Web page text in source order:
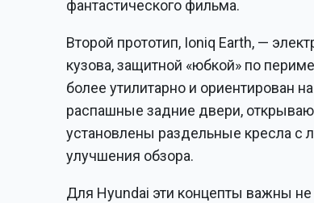
фантастического фильма.
Второй прототип, Ioniq Earth, —
кузова, защитной «юбкой» по
более утилитарно и ориентирован
распашные задние двери,
установлены раздельные кресла с
улучшения обзора.
Для Hyundai эти концепты важны